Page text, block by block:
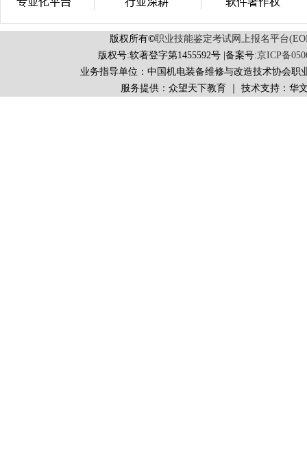
版权所有©职业技能鉴定考试网上报名平台
版权号:软著登字第1455592号 |备案号:京ICP备
业务指导单位：中国机电装备维修与改造技术协会职
服务提供：众望天下教育 ｜ 技术支持：华